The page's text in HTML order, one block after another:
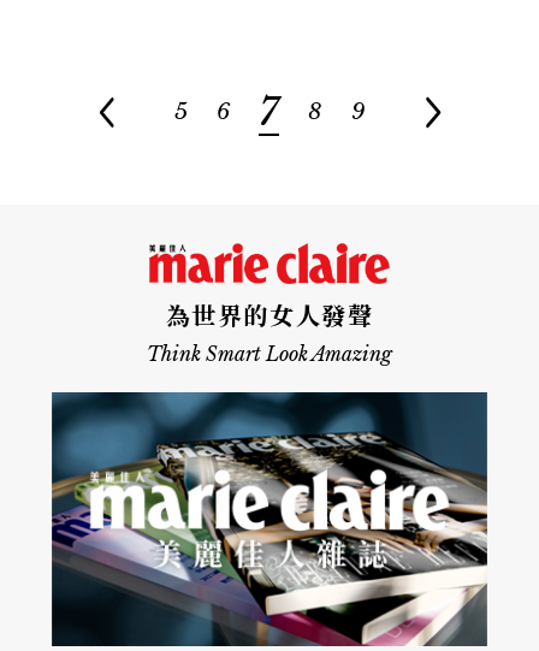
5 6 7 8 9
為世界的女人發聲
Think Smart Look Amazing